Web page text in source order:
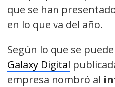
que se han
en lo que va del año.
Según lo que se
Galaxy Digital
empresa nombró al